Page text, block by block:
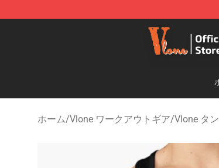
Vlone Shop - Official Vlone Merchandise
ホーム/Vlone ワークアウトギア/Vlone タ